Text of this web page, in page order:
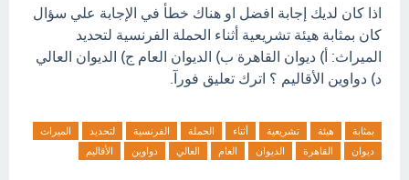
اذا كان لديك إجابة افضل او هناك خطأ في الإجابة علي سؤال
كان بمثابة هيئة تشريعية أثناء الحملة الفرنسية لتحديد
الميراث: أ) ديوان القاهرة ب) الديوان العام ج) الديوان العالي
د) دواوين الأقاليم ؟ اترك تعليق فورآ.
بمثابة هيئة تشريعية أثناء الحملة الفرنسية لتحديد
الميراث
ديوان
القاهرة الديوان العام العالي دواوين الأقاليم